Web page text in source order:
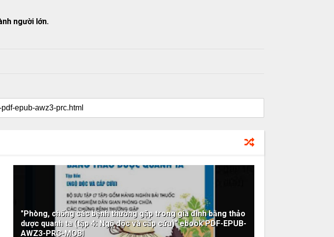
người lớn.
"Phòng, chống các bệnh thường gặp trong gia đình bằng thảo
dược quanh ta (tập 4: Ngộ độc và cấp cứu)" ebook PDF-EPUB-
AWZ3-PRC-MOBI